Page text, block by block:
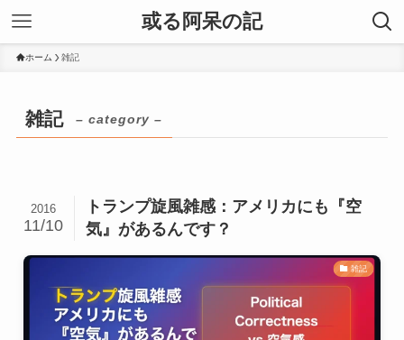
或る阿呆の記
ホーム 雑記
雑記 – category –
トランプ旋風雑感：アメリカにも『空
気』があるんです？
2016
11/10
雑記